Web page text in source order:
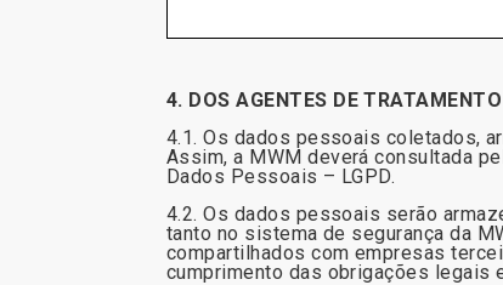
4. DOS AGENTES DE
4.1. Os dados pessoais coletados,
Assim, a MWM deverá consultada
Dados Pessoais – LGPD.
4.2. Os dados pessoais serão
tanto no sistema de segurança da
compartilhados com empresas
cumprimento das obrigações legais